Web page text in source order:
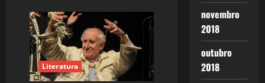
Literatura
novembro
2018
outubro
2018